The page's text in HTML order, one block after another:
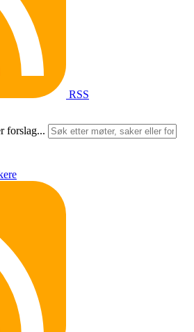
RSS
forslag...